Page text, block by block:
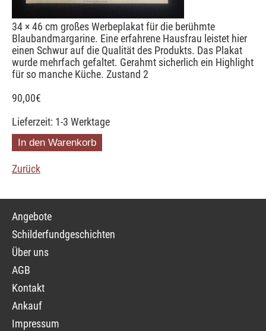
34 × 46 cm großes Werbeplakat für die berühmte
Blaubandmargarine. Eine erfahrene Hausfrau leistet hier
einen Schwur auf die Qualität des Produkts. Das Plakat
wurde mehrfach gefaltet. Gerahmt sicherlich ein Highlight
für so manche Küche. Zustand 2
90,00€
Lieferzeit: 1-3 Werktage
Zurück
Navigation
überspringen
Angebote
Schilderfundgeschichten
Über uns
AGB
Kontakt
Ankauf
Impressum